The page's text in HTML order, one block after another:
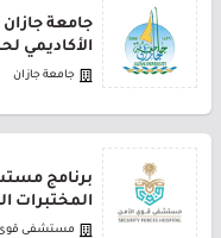
جامعة
الأكاديمي
جامعة جازان
برنامج
المختبرات
مستشفى قوى